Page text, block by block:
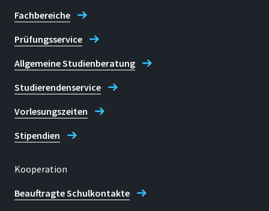
Fachbereiche
Prüfungsservice
Allgemeine Studienberatung
Studierendenservice
Vorlesungszeiten
Stipendien
Kooperation
Beauftragte Schulkontakte